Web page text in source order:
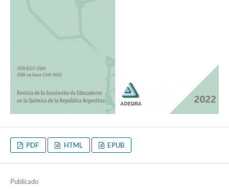
PDF HTML EPUB
Publicado